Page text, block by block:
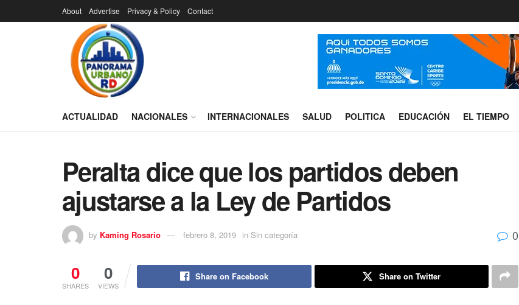
About Advertise Privacy & Policy Contact
ACTUALIDAD NACIONALES INTERNACIONALES SALUD POLITICA EDUCACIÓN EL TIEMPO
Peralta dice que los partidos deben
ajustarse a la Ley de Partidos
by Kaming Rosario febrero 8, 2019 in Sin categoría 0
0
SHARES
0
VIEWS
Share on Facebook Share on Twitter